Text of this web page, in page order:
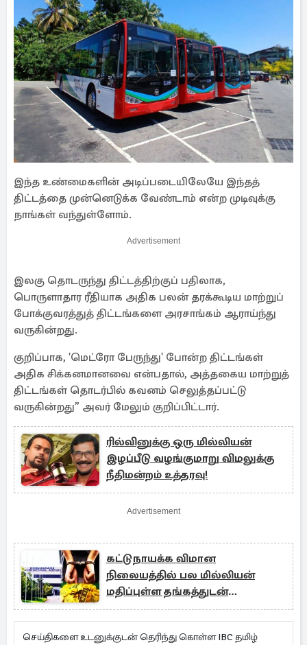
இந்த உண்மைகளின் அடிப்படையிலேயே இந்தத்
திட்டத்தை முன்னெடுக்க வேண்டாம் என்ற முடிவுக்கு
நாங்கள் வந்துள்ளோம்.
Advertisement
இலகு தொடருந்து திட்டத்திற்குப் பதிலாக,
பொருளாதார ரீதியாக அதிக பலன் தரக்கூடிய மாற்றுப்
போக்குவரத்துத் திட்டங்களை அரசாங்கம் ஆராய்ந்து
வருகின்றது.
குறிப்பாக, 'மெட்ரோ பேருந்து' போன்ற திட்டங்கள்
அதிக சிக்கனமானவை என்பதால், அத்தகைய மாற்றுத்
திட்டங்கள் தொடர்பில் கவனம் செலுத்தப்பட்டு
வருகின்றது” அவர் மேலும் குறிப்பிட்டார்.
ரில்வினுக்கு ஒரு மில்லியன்
இழப்பீடு வழங்குமாறு விமலுக்கு
நீதிமன்றம் உத்தரவு!
Advertisement
கட்டுநாயக்க விமான
நிலையத்தில் பல மில்லியன்
மதிப்புள்ள தங்கத்துடன்
இலங்கையர் கைது
செய்திகளை உடனுக்குடன் தெரிந்து கொள்ள IBC தமிழ்